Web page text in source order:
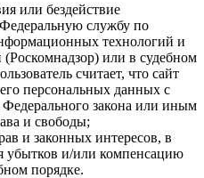
или бездействие
службу по
технологий и
или в судебном
считает, что сайт
персональных данных с
закона или иным
и свободы;
и законных интересов, в
убытков и/или компенсацию
порядке.